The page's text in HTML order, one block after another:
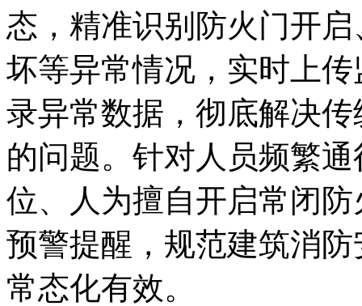
态，精准识别防火门开
坏等异常情况，实时上
录异常数据，彻底解决
的问题。针对人员频繁
位、人为擅自开启常闭
预警提醒，规范建筑消
常态化有效。